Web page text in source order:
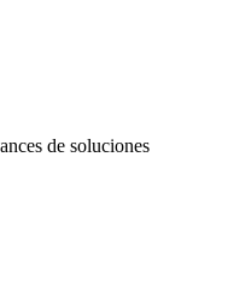
de soluciones